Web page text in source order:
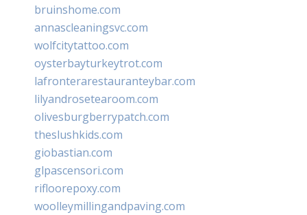
bruinshome.com
annascleaningsvc.com
wolfcitytattoo.com
oysterbayturkeytrot.com
lafronterarestauranteybar.com
lilyandrosetearoom.com
olivesburgberrypatch.com
theslushkids.com
giobastian.com
glpascensori.com
rifloorepoxy.com
woolleymillingandpaving.com